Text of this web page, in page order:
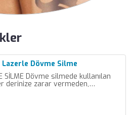
Lazerle Dövme Silme
SİLME Dövme silmede kullanılan
derinize zarar vermeden,…